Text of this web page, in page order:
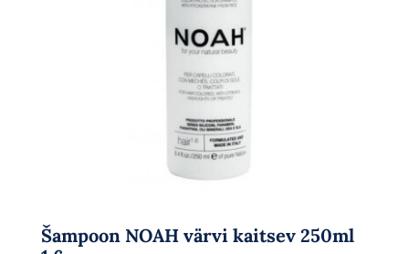
Šampoon NOAH värvi kaitsev 250ml